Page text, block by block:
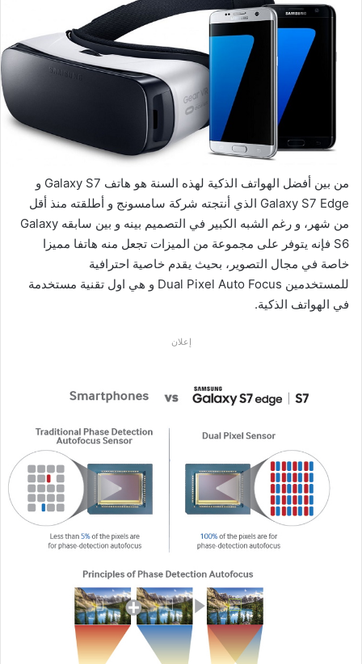
من بين أفضل الهواتف الذكية لهذه السنة هو هاتف Galaxy S7 و
Galaxy S7 Edge الذي أنتجته شركة سامسونج و أطلقته منذ أقل
من شهر، و رغم الشبه الكبير في التصميم بينه و بين سابقه Galaxy
S6 فإنه يتوفر على مجموعة من الميزات تجعل منه هاتفا مميزا
خاصة في مجال التصوير، بحيث يقدم خاصية احترافية
للمستخدمين Dual Pixel Auto Focus و هي اول تقنية مستخدمة
في الهواتف الذكية.
إعلان